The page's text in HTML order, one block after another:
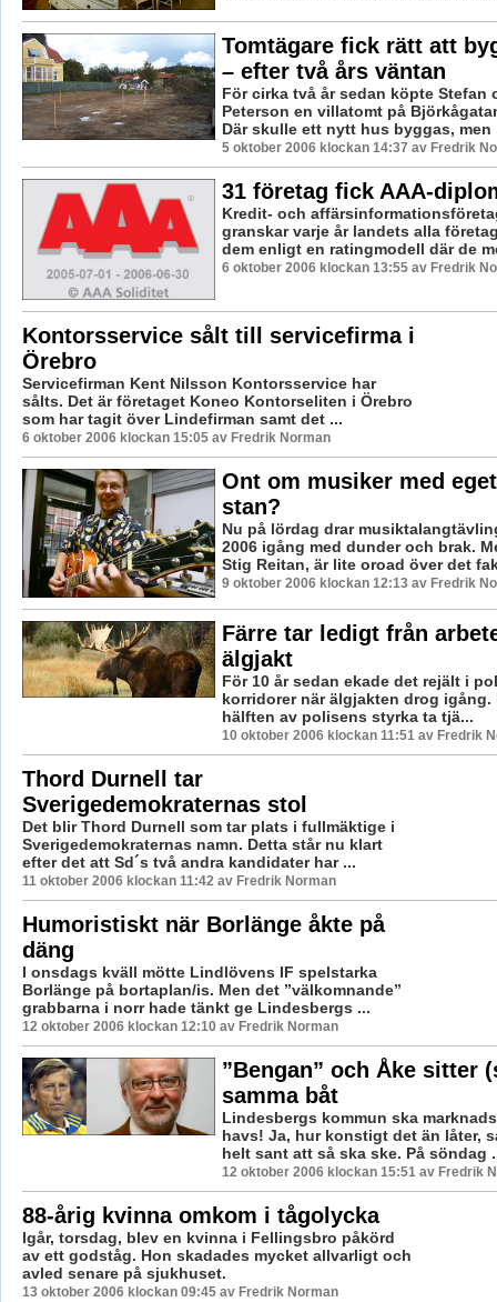
Tomtägare fick rätt att
– efter två års väntan
För cirka två år sedan köpte Stefan
Peterson en villatomt på
Där skulle ett nytt hus byggas, men
5 oktober 2006 klockan 14:37 av Fredrik
31 företag fick AAA-
Kredit- och
granskar varje år landets alla
dem enligt en ratingmodell där de
6 oktober 2006 klockan 13:55 av Fredrik
Kontorsservice sålt till servicefirma i
Örebro
Servicefirman Kent Nilsson Kontorsservice har
sålts. Det är företaget Koneo Kontorseliten i Örebro
som har tagit över Lindefirman samt det ...
6 oktober 2006 klockan 15:05 av Fredrik Norman
Ont om musiker med
stan?
Nu på lördag drar
2006 igång med dunder och brak.
Stig Reitan, är lite oroad över det
9 oktober 2006 klockan 12:13 av Fredrik
Färre tar ledigt från
älgjakt
För 10 år sedan ekade det rejält i
korridorer när älgjakten drog igång.
hälften av polisens styrka ta tjä...
10 oktober 2006 klockan 11:51 av Fredrik
Thord Durnell tar
Sverigedemokraternas stol
Det blir Thord Durnell som tar plats i fullmäktige i
Sverigedemokraternas namn. Detta står nu klart
efter det att Sd´s två andra kandidater har ...
11 oktober 2006 klockan 11:42 av Fredrik Norman
Humoristiskt när Borlänge åkte på
däng
I onsdags kväll mötte Lindlövens IF spelstarka
Borlänge på bortaplan/is. Men det ”välkomnande”
grabbarna i norr hade tänkt ge Lindesbergs ...
12 oktober 2006 klockan 12:10 av Fredrik Norman
”Bengan” och Åke sitter
samma båt
Lindesbergs kommun ska
havs! Ja, hur konstigt det än låter,
helt sant att så ska ske. På söndag
12 oktober 2006 klockan 15:51 av Fredrik
88-årig kvinna omkom i tågolycka
Igår, torsdag, blev en kvinna i Fellingsbro påkörd
av ett godståg. Hon skadades mycket allvarligt och
avled senare på sjukhuset.
13 oktober 2006 klockan 09:45 av Fredrik Norman